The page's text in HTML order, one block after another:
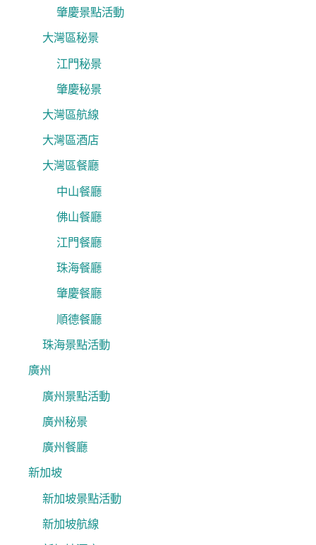
肇慶景點活動
大灣區秘景
江門秘景
肇慶秘景
大灣區航線
大灣區酒店
大灣區餐廳
中山餐廳
佛山餐廳
江門餐廳
珠海餐廳
肇慶餐廳
順德餐廳
珠海景點活動
廣州
廣州景點活動
廣州秘景
廣州餐廳
新加坡
新加坡景點活動
新加坡航線